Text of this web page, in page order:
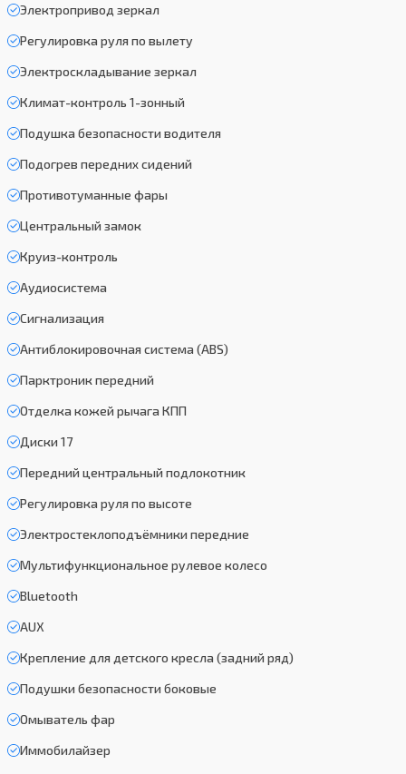
Электропривод зеркал
Регулировка руля по вылету
Электроскладывание зеркал
Климат-контроль 1-зонный
Подушка безопасности водителя
Подогрев передних сидений
Противотуманные фары
Центральный замок
Круиз-контроль
Аудиосистема
Сигнализация
Антиблокировочная система (ABS)
Парктроник передний
Отделка кожей рычага КПП
Диски 17
Передний центральный подлокотник
Регулировка руля по высоте
Электростеклоподъёмники передние
Мультифункциональное рулевое колесо
Bluetooth
AUX
Крепление для детского кресла (задний ряд)
Подушки безопасности боковые
Омыватель фар
Иммобилайзер